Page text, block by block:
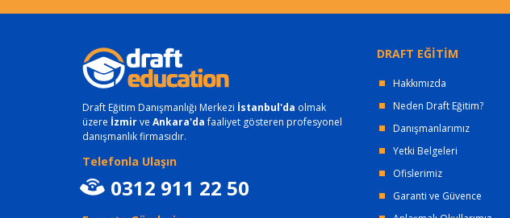
Draft Eğitim Danışmanlığı Merkezi İstanbul'da olmak
üzere İzmirve Ankara'dafaaliyet gösteren profesyonel
danışmanlık firmasıdır.
Telefonla Ulaşın
0312 911 22 50
DRAFT EĞİTİM
Hakkımızda
Neden Draft Eğitim?
Danışmanlarımız
Yetki Belgeleri
Ofislerimiz
Garanti ve Güvence